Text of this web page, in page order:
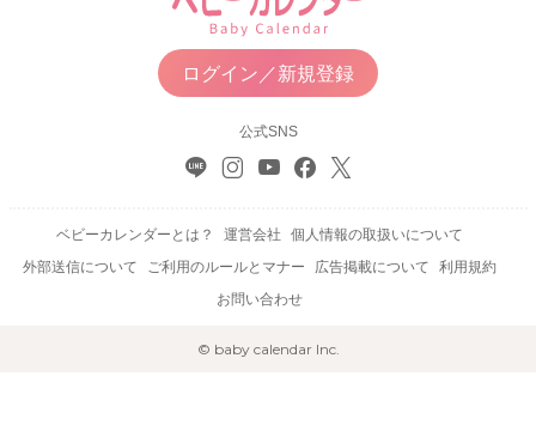
ログイン／新規登録
公式SNS
ベビーカレンダーとは？ 運営会社
個人情報の取扱いについて
外部送信について
ご利用のルールとマナー 広告掲載について
利用規約
お問い合わせ
© baby calendar Inc.